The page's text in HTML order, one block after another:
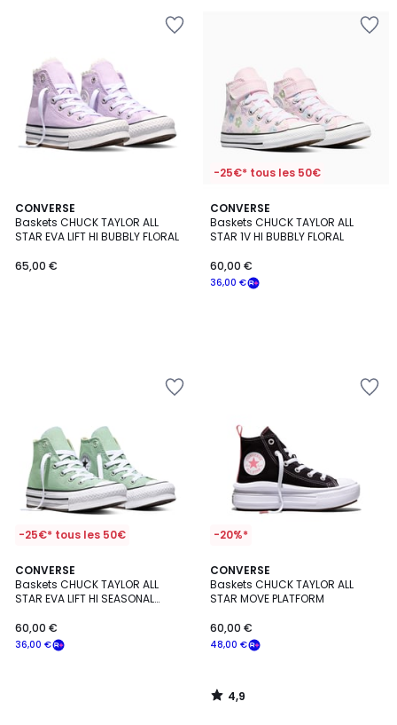
CONVERSE
Baskets CHUCK TAYLOR ALL
STAR EVA LIFT HI BUBBLY FLORAL
65,00 €
-25€* tous les 50€
CONVERSE
Baskets CHUCK TAYLOR ALL
STAR 1V HI BUBBLY FLORAL
36,00 €
60,00 €
-25€* tous les 50€
CONVERSE
Baskets CHUCK TAYLOR ALL
STAR EVA LIFT HI SEASONAL
36,00 €
60,00 €
-20%*
CONVERSE
Baskets CHUCK TAYLOR ALL
STAR MOVE PLATFORM
48,00 €
60,00 €
4,9
/ 5
4,9
/